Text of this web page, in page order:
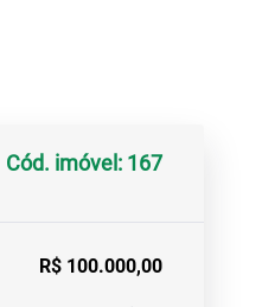
Cód. imóvel: 167
R$ 100.000,00